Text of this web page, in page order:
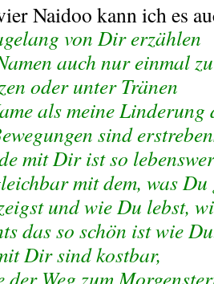
Naidoo kann ich es
von Dir erzählen
auch nur einmal
oder unter Tränen
als meine Linderung
sind
mit Dir ist so
mit dem, was
und wie Du lebst,
das so schön ist wie
Dir sind kostbar,
der Weg zum